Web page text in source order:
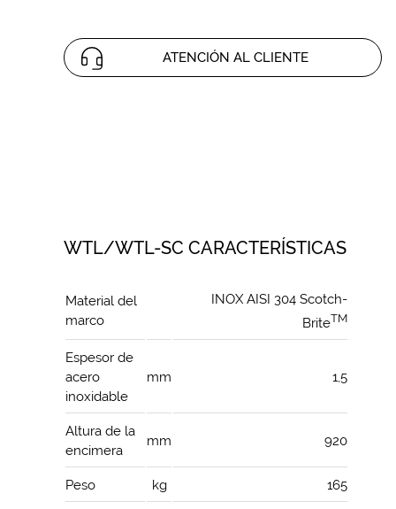
ATENCIÓN AL CLIENTE
WTL/WTL-SC CARACTERÍSTICAS
Material del
marco
INOX AISI 304 Scotch-
BriteTM
Espesor de
acero
inoxidable
mm 1,5
Altura de la
encimera
mm 920
Peso kg 165